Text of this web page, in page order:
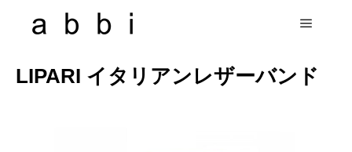
LIPARI イタリアンレザーバンド